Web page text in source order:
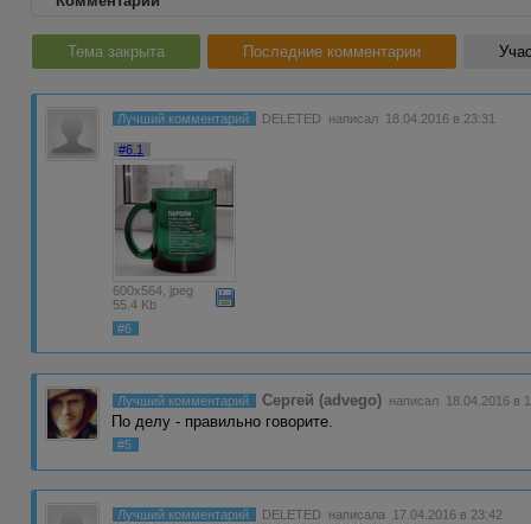
Тема закрыта Последние комментарии
Лучший комментарий DELETED написал 18.04.2016 в 23:31
#6.1
600x564, jpeg
55.4 Kb
#6
Лучший комментарий Сергей (advego) написал 18.04.2016 в
По делу - правильно говорите.
#5
Лучший комментарий DELETED написала 17.04.2016 в 23:42